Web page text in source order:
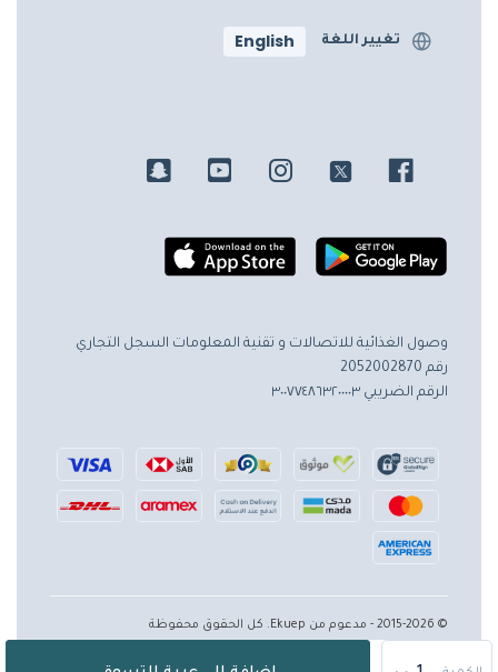
تغيير اللغة English
وصول الغذائية للاتصالات و تقنية المعلومات السجل التجاري
رقم 2052002870
الرقم الضريبي ٣٠٠٧٧٤٨٦٣٢٠٠٠٠٣
© 2015-2026 - مدعوم من Ekuep. كل الحقوق محفوظة